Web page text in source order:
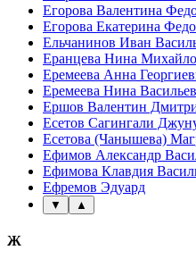
Егорова Валентина
Егорова Екатерина
Ельчанинов Иван
Еранцева Нина
Еремеева Анна
Еремеева Нина
Ершов Валентин
Есетов Сагингали
Есетова (Чанышева)
Ефимов Александр
Ефимова Клавдия
Ефремов Эдуард
▼ ▲
Ж